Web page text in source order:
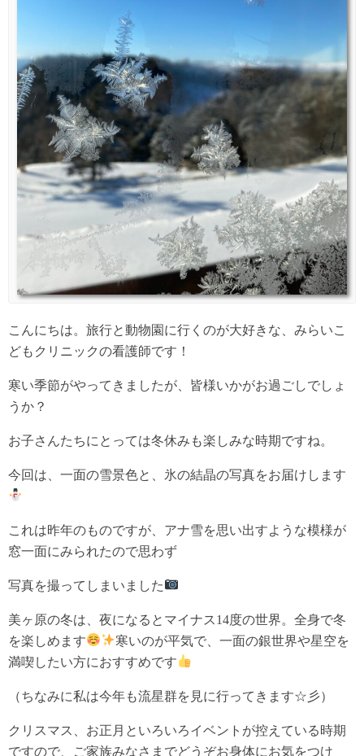
こんにちは。旅行と動物園に行くのが大好きな、みらいこ
どもクリニックの看護師です！
寒い季節がやってきましたが、皆様いかがお過ごしでしょ
うか？
お子さんたちにとっては冬休みも楽しみな時期ですね。
今回は、一面の雪景色と、氷の結晶の写真をお届けします
これは昨年のものですが、アナ雪を思い出すような模様が
窓一面にみられたので思わず
写真を撮ってしまいました
美ヶ原の冬は、夜になるとマイナス14度の世界。全身で冬
を楽しめます
寒いのが平気で、一面の銀世界や星空を
満喫したい方におすすめです
（ちなみに私は今年も流星群を見に行ってきます☆彡）
クリスマス、お正月といろいろイベントが控えている時期
ですので、ご家族みなさまでどうぞお身体にお気をつけ